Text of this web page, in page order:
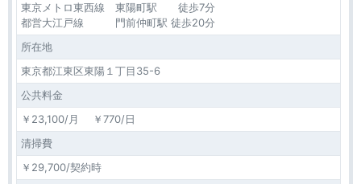
東京メトロ東西線 東陽町駅 徒歩7分
都営大江戸線 門前仲町駅 徒歩20分
所在地
東京都江東区東陽１丁目35-6
公共料金
￥23,100/月 ￥770/日
清掃費
￥29,700/契約時